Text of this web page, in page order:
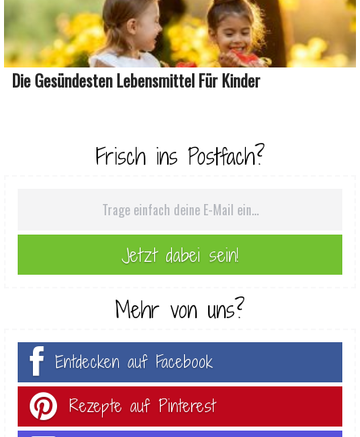
Die Gesündesten Lebensmittel Für Kinder
Frisch ins Postfach?
Mehr von uns?
Entdecken auf Facebook
Rezepte auf Pinterest